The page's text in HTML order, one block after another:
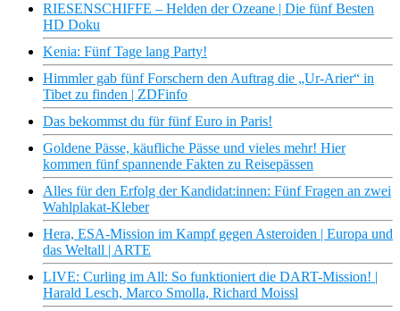
RIESENSCHIFFE – Helden der Ozeane | Die fünf Besten
HD Doku
Kenia: Fünf Tage lang Party!
Himmler gab fünf Forschern den Auftrag die „Ur-Arier“ in
Tibet zu finden | ZDFinfo
Das bekommst du für fünf Euro in Paris!
Goldene Pässe, käufliche Pässe und vieles mehr! Hier
kommen fünf spannende Fakten zu Reisepässen
Alles für den Erfolg der Kandidat:innen: Fünf Fragen an zwei
Wahlplakat-Kleber
Hera, ESA-Mission im Kampf gegen Asteroiden | Europa und
das Weltall | ARTE
LIVE: Curling im All: So funktioniert die DART-Mission! |
Harald Lesch, Marco Smolla, Richard Moissl